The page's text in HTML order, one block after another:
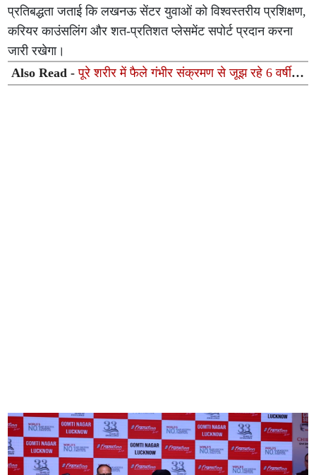
प्रतिबद्धता जताई कि लखनऊ सेंटर युवाओं को विश्वस्तरीय प्रशिक्षण,
करियर काउंसलिंग और शत-प्रतिशत प्लेसमेंट सपोर्ट प्रदान करना
जारी रखेगा।
Also Read -पूरे शरीर में फैले गंभीर संक्रमण से जूझ रहे 6 वर्षीय
बच्चे को मेदांता लखनऊ में मिला नया जीवन